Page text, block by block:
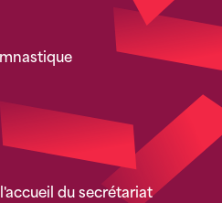
du secrétariat